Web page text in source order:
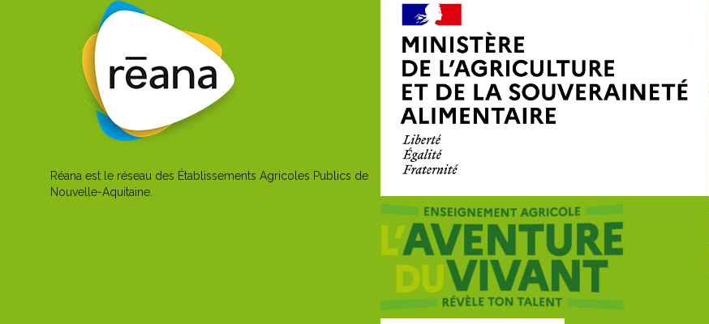
Réana est le réseau des Établissements Agricoles Publics de
Nouvelle-Aquitaine.